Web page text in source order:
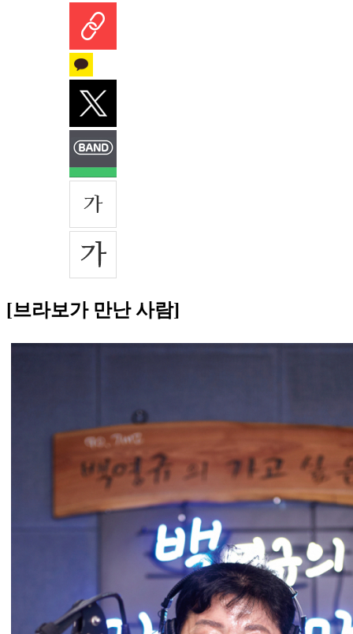
[브라보가 만난 사람]